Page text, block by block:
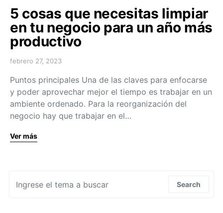
5 cosas que necesitas limpiar
en tu negocio para un año más
productivo
febrero 27, 2023
Puntos principales Una de las claves para enfocarse
y poder aprovechar mejor el tiempo es trabajar en un
ambiente ordenado. Para la reorganización del
negocio hay que trabajar en el…
Ver más
Search